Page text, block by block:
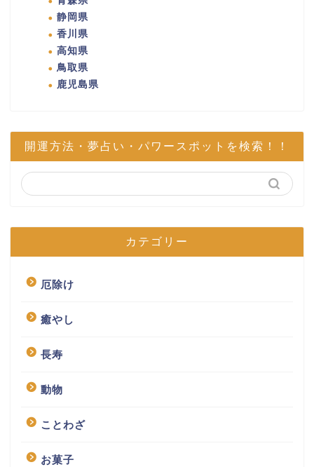
静岡県
香川県
高知県
鳥取県
鹿児島県
開運方法・夢占い・パワースポットを検索！！
カテゴリー
厄除け
癒やし
長寿
動物
ことわざ
お菓子